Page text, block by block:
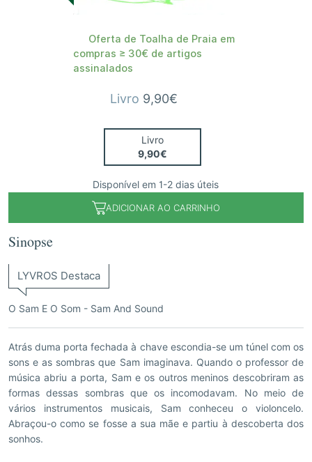
Oferta de Toalha de Praia em
compras ≥ 30€ de artigos
assinalados
Livro 9,90€
Livro
9,90€
Disponível em 1-2 dias úteis
ADICIONAR AO CARRINHO
Sinopse
LYVROS Destaca
O Sam E O Som - Sam And Sound
Atrás duma porta fechada à chave escondia-se um túnel com os
sons e as sombras que Sam imaginava. Quando o professor de
música abriu a porta, Sam e os outros meninos descobriram as
formas dessas sombras que os incomodavam. No meio de
vários instrumentos musicais, Sam conheceu o violoncelo.
Abraçou-o como se fosse a sua mãe e partiu à descoberta dos
sonhos.